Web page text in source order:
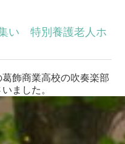
集い 特別養護老人ホ
飾商業高校の吹奏楽部
ました。